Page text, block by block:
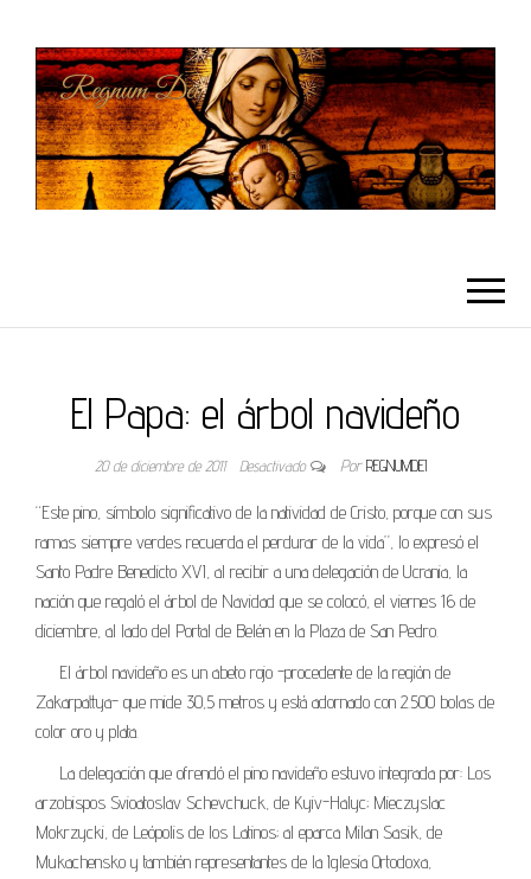
El Papa: el árbol navideño
20 de diciembre de 2011 Desactivado Por REGNUMDEI
“Este pino, símbolo significativo de la natividad de Cristo, porque con sus
ramas siempre verdes recuerda el perdurar de la vida”, lo expresó el
Santo Padre Benedicto XVI, al recibir a una delegación de Ucrania, la
nación que regaló el árbol de Navidad que se colocó, el viernes 16 de
diciembre, al lado del Portal de Belén en la Plaza de San Pedro.
El árbol navideño es un abeto rojo -procedente de la región de
Zakarpattya- que mide 30,5 metros y está adornado con 2.500 bolas de
color oro y plata.
La delegación que ofrendó el pino navideño estuvo integrada por: Los
arzobispos Svioatoslav Schevchuck, de Kyiv-Halyc; Mieczyslac
Mokrzycki, de Leópolis de los Latinos; al eparca Milan Sasik, de
Mukachensko y también representantes de la Iglesia Ortodoxa,